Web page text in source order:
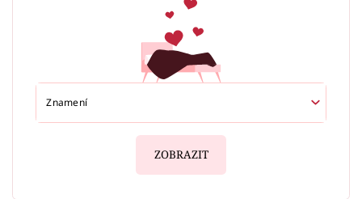
ZOBRAZIT